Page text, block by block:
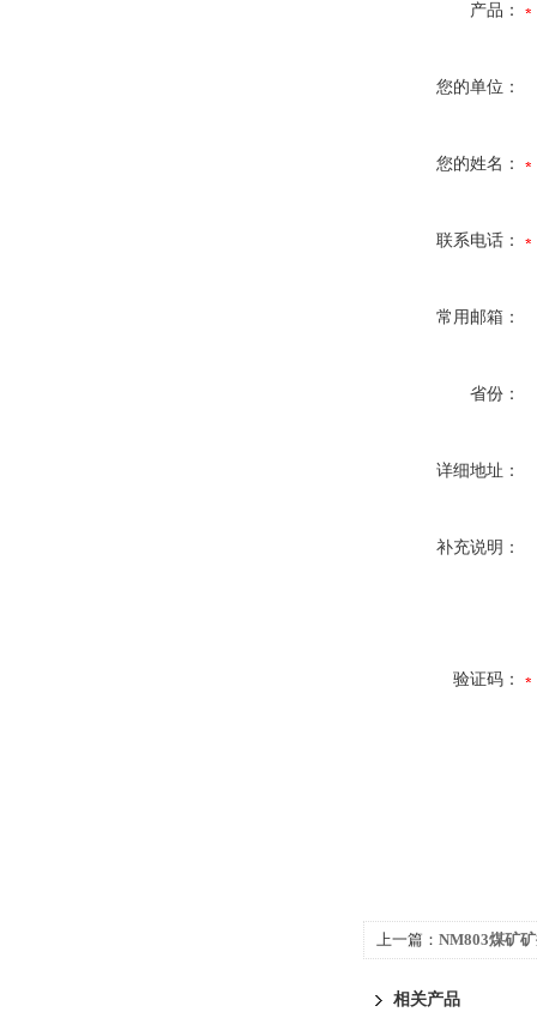
产品：
您的单位：
您的姓名：
联系电话：
常用邮箱：
省份：
详细地址：
补充说明：
验证码：
上一篇： NM803煤矿
相关产品